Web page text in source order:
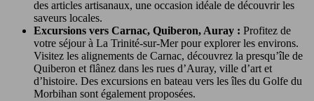
des articles artisanaux, une occasion idéale de découvrir les
saveurs locales.
Excursions vers Carnac, Quiberon, Auray : Profitez de
votre séjour à La Trinité-sur-Mer pour explorer les environs.
Visitez les alignements de Carnac, découvrez la presqu’île de
Quiberon et flânez dans les rues d’Auray, ville d’art et
d’histoire. Des excursions en bateau vers les îles du Golfe du
Morbihan sont également proposées.